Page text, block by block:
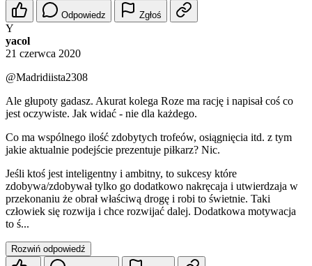
Odpowiedz Zgłoś
Y
yacol
21 czerwca 2020
@Madridiista2308
Ale głupoty gadasz. Akurat kolega Roze ma rację i napisał coś co
jest oczywiste. Jak widać - nie dla każdego.
Co ma wspólnego ilość zdobytych trofeów, osiągnięcia itd. z tym
jakie aktualnie podejście prezentuje piłkarz? Nic.
Jeśli ktoś jest inteligentny i ambitny, to sukcesy które
zdobywa/zdobywał tylko go dodatkowo nakręcaja i utwierdzaja w
przekonaniu że obrał właściwą drogę i robi to świetnie. Taki
człowiek się rozwija i chce rozwijać dalej. Dodatkowa motywacja
to ś...
Rozwiń odpowiedź